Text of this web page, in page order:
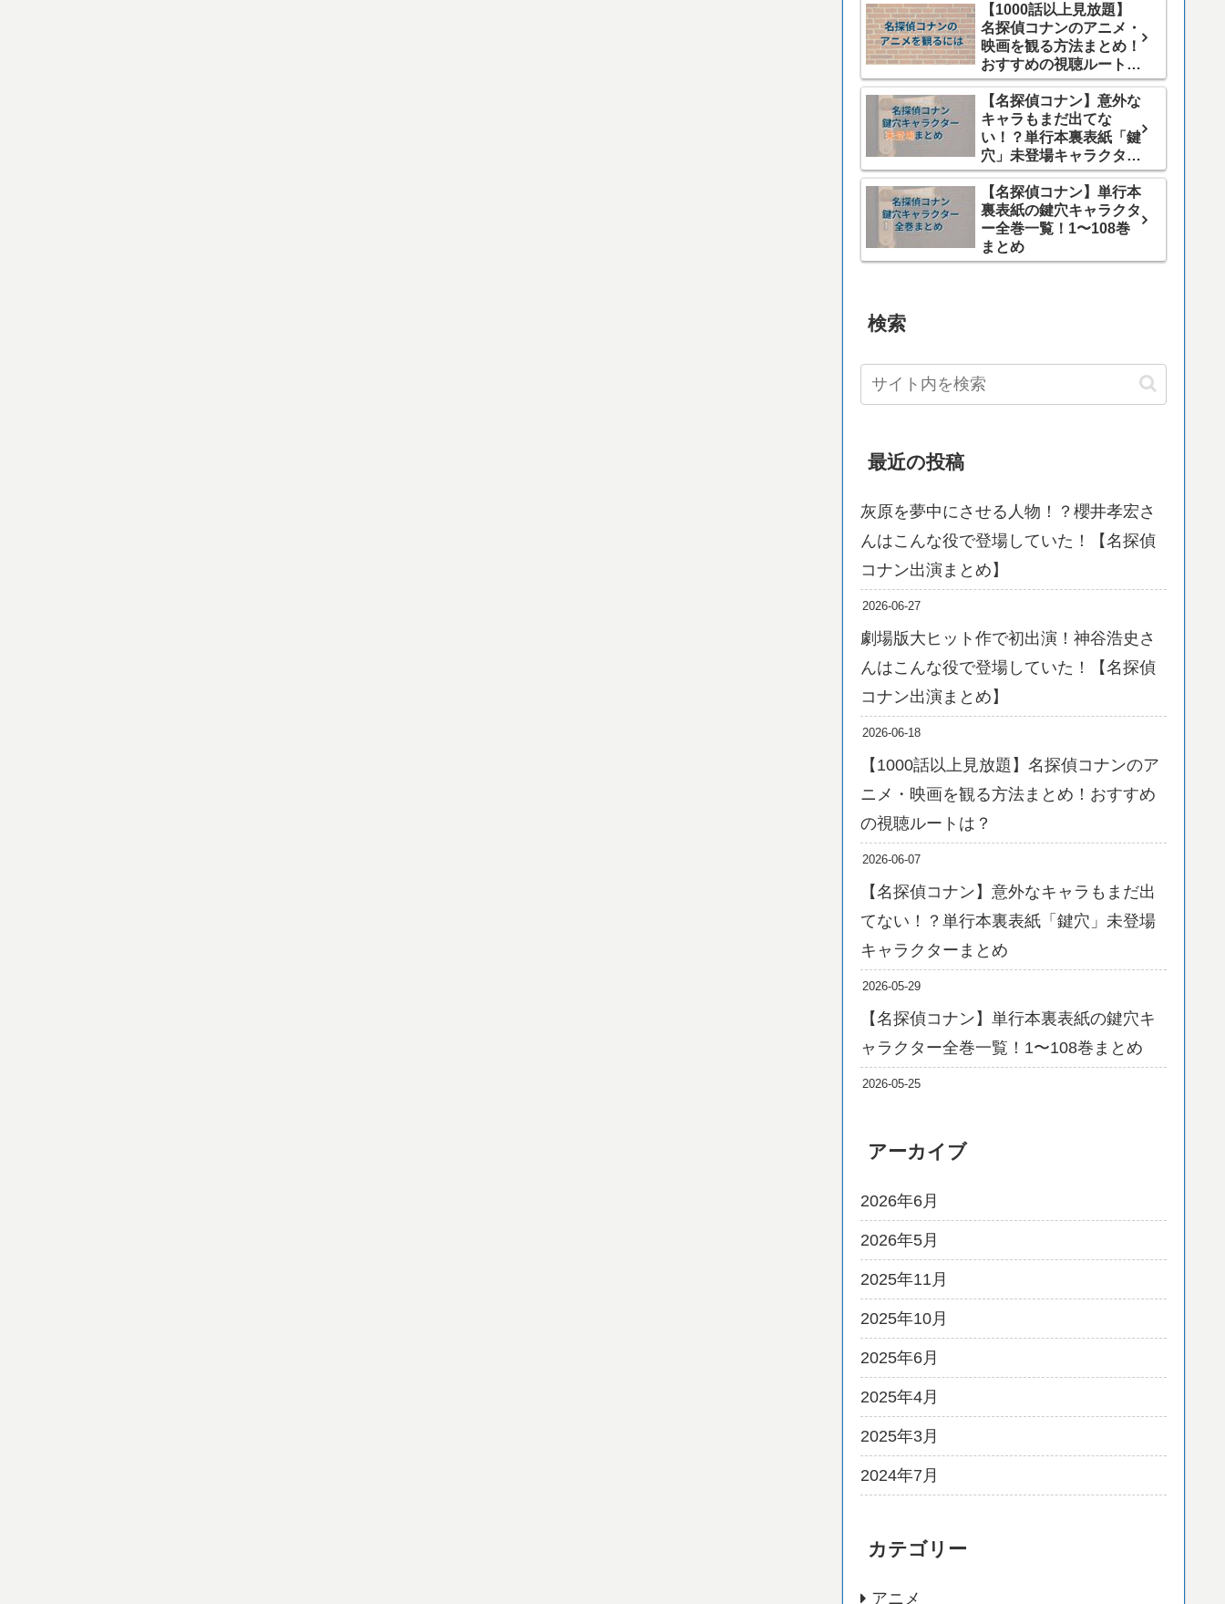
【1000話以上見放題】
名探偵コナンのアニメ・
映画を観る方法まとめ！
おすすめの視聴ルート
は？
【名探偵コナン】意外な
キャラもまだ出てな
い！？単行本裏表紙「鍵
穴」未登場キャラクター
まとめ
【名探偵コナン】単行本
裏表紙の鍵穴キャラクタ
ー全巻一覧！1〜108巻
まとめ
検索
最近の投稿
灰原を夢中にさせる人物！？櫻井孝宏さ
んはこんな役で登場していた！【名探偵
コナン出演まとめ】
2026-06-27
劇場版大ヒット作で初出演！神谷浩史さ
んはこんな役で登場していた！【名探偵
コナン出演まとめ】
2026-06-18
【1000話以上見放題】名探偵コナンのア
ニメ・映画を観る方法まとめ！おすすめ
の視聴ルートは？
2026-06-07
【名探偵コナン】意外なキャラもまだ出
てない！？単行本裏表紙「鍵穴」未登場
キャラクターまとめ
2026-05-29
【名探偵コナン】単行本裏表紙の鍵穴キ
ャラクター全巻一覧！1〜108巻まとめ
2026-05-25
アーカイブ
2026年6月
2026年5月
2025年11月
2025年10月
2025年6月
2025年4月
2025年3月
2024年7月
カテゴリー
アニメ